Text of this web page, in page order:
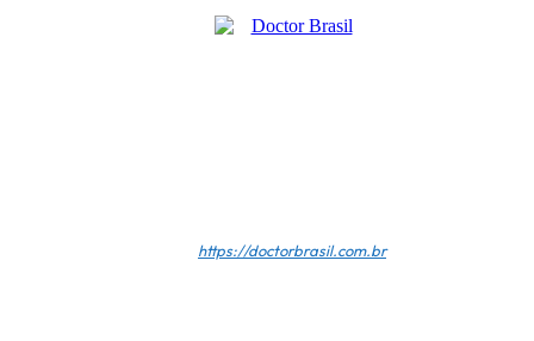
https://doctorbrasil.com.br